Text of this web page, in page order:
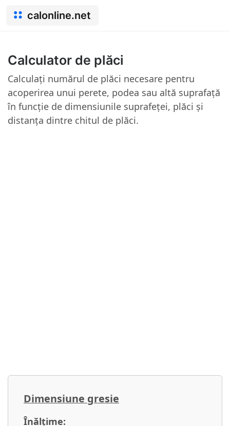
calonline.net
Calculator de plăci
Calculați numărul de plăci necesare pentru
acoperirea unui perete, podea sau altă suprafață
în funcție de dimensiunile suprafeței, plăci și
distanța dintre chitul de plăci.
Dimensiune gresie
Înălţime: